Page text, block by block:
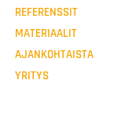
REFERENSSIT
MATERIAALIT
AJANKOHTAISTA
YRITYS